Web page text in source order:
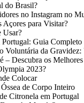
do Brasil?
no Instagram no
para Visitar?
Usar?
Guia Completo
Voluntária da
– Descubra os Melhores
2023?
Colocar
de Corpo Inteiro
Citronela em Portugal